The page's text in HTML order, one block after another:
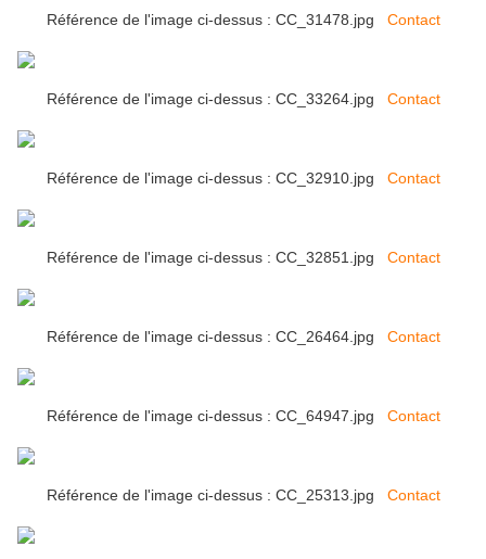
Référence de l'image ci-dessus : CC_31478.jpg Contact
Référence de l'image ci-dessus : CC_33264.jpg Contact
Référence de l'image ci-dessus : CC_32910.jpg Contact
Référence de l'image ci-dessus : CC_32851.jpg Contact
Référence de l'image ci-dessus : CC_26464.jpg Contact
Référence de l'image ci-dessus : CC_64947.jpg Contact
Référence de l'image ci-dessus : CC_25313.jpg Contact